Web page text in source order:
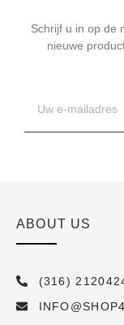
Schrijf u in op de
nieuwe
ABOUT US
(316)